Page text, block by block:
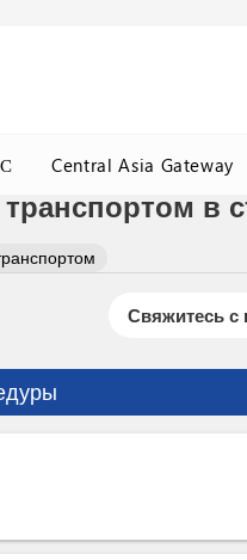
Central Asia Gateway
в
Свяжитесь с